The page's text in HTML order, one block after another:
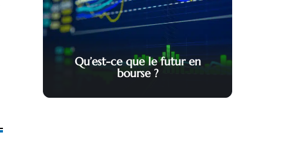
Qu’est-ce que le futur en
bourse ?